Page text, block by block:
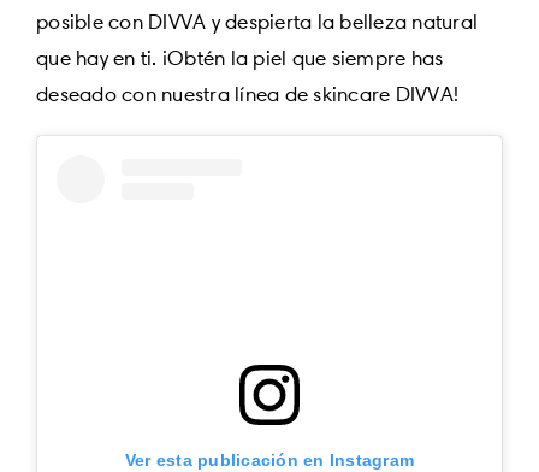
posible con DIVVA y despierta la belleza natural
que hay en ti. ¡Obtén la piel que siempre has
deseado con nuestra línea de skincare DIVVA!
Ver esta publicación en Instagram